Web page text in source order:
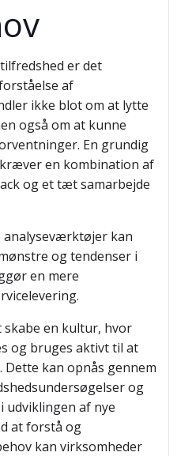
er det
af
ikke blot om at lytte
også om at kunne
En grundig
en kombination af
og et tæt samarbejde
analyseværktøjer kan
og tendenser i
en mere
en kultur, hvor
og bruges aktivt til at
kan opnås gennem
og
udviklingen af nye
at forstå og
kan virksomheder